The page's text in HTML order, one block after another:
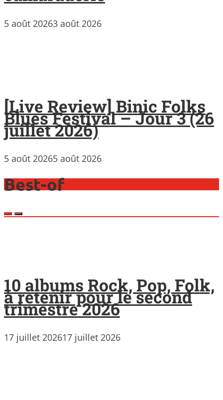
5 août 20263 août 2026
[Live Review] Binic Folks
Blues Festival – Jour 3 (26
juillet 2026)
5 août 20265 août 2026
Best-of
10 albums Rock, Pop, Folk,
à retenir pour le second
trimestre 2026
17 juillet 202617 juillet 2026